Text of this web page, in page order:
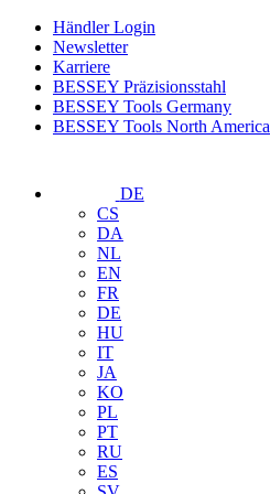
Händler Login
Newsletter
Karriere
BESSEY Präzisionsstahl
BESSEY Tools Germany
BESSEY Tools North America
DE
CS
DA
NL
EN
FR
DE
HU
IT
JA
KO
PL
PT
RU
ES